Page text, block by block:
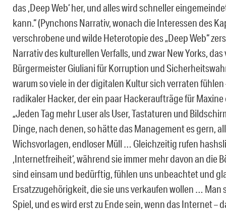
das ,Deep Web‘ her, und alles wird schneller
kann.“ (Pynchons Narrativ, wonach die Interessen des
verschrobene und wilde Heterotopie des „Deep Web“
Narrativ des kulturellen Verfalls, und zwar New Yorks,
Bürgermeister Giuliani für Korruption und
warum so viele in der digitalen Kultur sich verraten
radikaler Hacker, der ein paar Hackeraufträge für
„Jeden Tag mehr Luser als User, Tastaturen und
Dinge, nach denen, so hätte das Management es gern,
Wichsvorlagen, endloser Müll … Gleichzeitig rufen
,Internetfreiheit‘, während sie immer mehr davon an die
sind einsam und bedürftig, fühlen uns unbeachtet und
Ersatzzugehörigkeit, die sie uns verkaufen wollen …
Spiel, und es wird erst zu Ende sein, wenn das Internet –